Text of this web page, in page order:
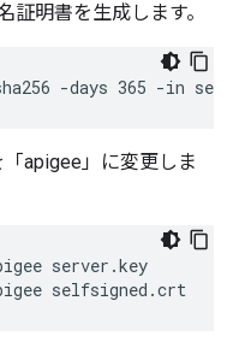
証明書を生成します。
-days 365 -in
apigee」に変更しま
selfsigned.crt